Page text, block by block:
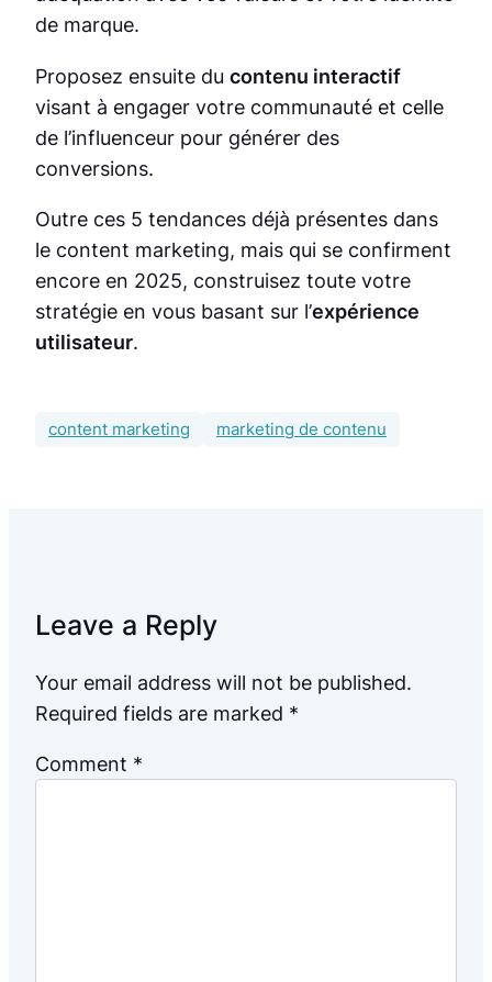
de marque.
Proposez ensuite du contenu interactif
visant à engager votre communauté et celle
de l’influenceur pour générer des
conversions.
Outre ces 5 tendances déjà présentes dans
le content marketing, mais qui se confirment
encore en 2025, construisez toute votre
stratégie en vous basant sur l’expérience
utilisateur.
content marketing marketing de contenu
Leave a Reply
Your email address will not be published.
Required fields are marked *
Comment *